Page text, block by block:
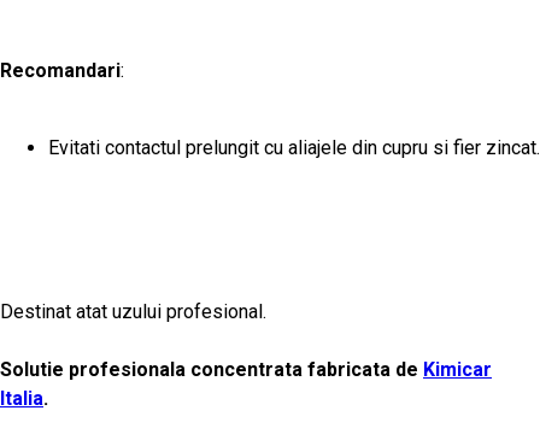
Recomandari:
Evitati contactul prelungit cu aliajele din cupru si fier zincat.
Destinat atat uzului profesional.
Solutie profesionala concentrata fabricata de Kimicar
Italia.